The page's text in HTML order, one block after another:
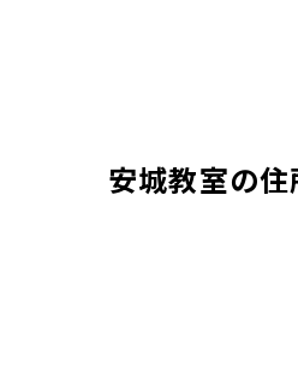
安城教室の